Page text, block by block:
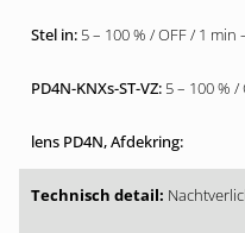
5 – 100 % / OFF / 1 min
5 – 100 %